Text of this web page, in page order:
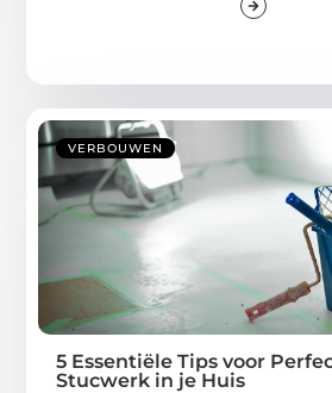
VERBOUWEN
5 Essentiële Tips voor
Stucwerk in je Huis